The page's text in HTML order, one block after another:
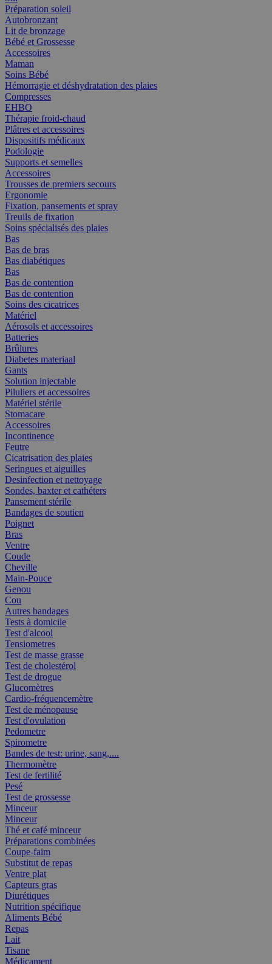
Préparation soleil
Autobronzant
Lit de bronzage
Bébé et Grossesse
Accessoires
Maman
Soins Bébé
Hémorragie et déshydratation des plaies
Compresses
EHBO
Thérapie froid-chaud
Plâtres et accessoires
Dispositifs médicaux
Podologie
Supports et semelles
Accessoires
Trousses de premiers secours
Ergonomie
Fixation, pansements et spray
Treuils de fixation
Soins spécialisés des plaies
Bas
Bas de bras
Bas diabétiques
Bas
Bas de contention
Bas de contention
Soins des cicatrices
Matériel
Aérosols et accessoires
Batteries
Brûlures
Diabetes materiaal
Gants
Solution injectable
Piluliers et accessoires
Matériel stérile
Stomacare
Accessoires
Incontinence
Feutre
Cicatrisation des plaies
Seringues et aiguilles
Desinfection et nettoyage
Sondes, baxter et cathéters
Pansement stérile
Bandages de soutien
Poignet
Bras
Ventre
Coude
Cheville
Main-Pouce
Genou
Cou
Autres bandages
Tests à domicile
Test d'alcool
Tensiometres
Test de masse grasse
Test de cholestérol
Test de drogue
Glucomètres
Cardio-fréquencemètre
Test de ménopause
Test d'ovulation
Pedometre
Spirometre
Bandes de test: urine, sang,....
Thermomètre
Test de fertilité
Pesé
Test de grossesse
Minceur
Minceur
Thé et café minceur
Préparations combinées
Coupe-faim
Substitut de repas
Ventre plat
Capteurs gras
Diurétiques
Nutrition spécifique
Aliments Bébé
Repas
Lait
Tisane
Médicament